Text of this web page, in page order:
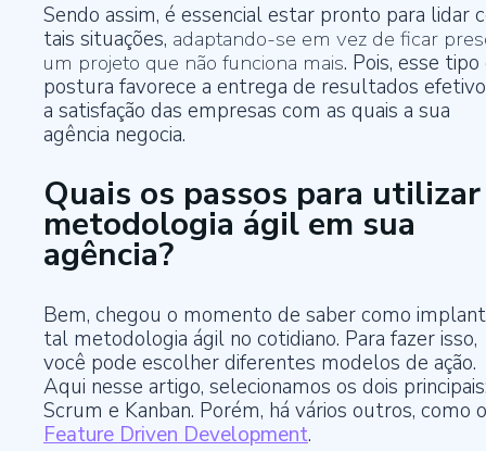
Sendo assim, é essencial estar pronto para lidar
tais situações, adaptando-se em vez de ficar
um projeto que não funciona mais. Pois, esse tipo
postura favorece a entrega de resultados
a satisfação das empresas com as quais a sua
agência negocia.
Quais os passos para utilizar
metodologia ágil em sua
agência?
Bem, chegou o momento de saber como
tal metodologia ágil no cotidiano. Para fazer isso,
você pode escolher diferentes modelos de ação.
Aqui nesse artigo, selecionamos os dois
Scrum e Kanban. Porém, há vários outros, como o
Feature Driven Development.